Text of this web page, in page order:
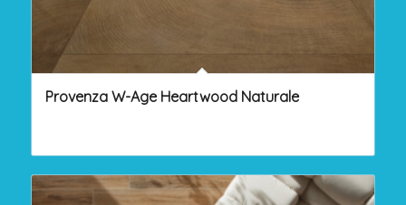
Provenza W-Age Heartwood Naturale